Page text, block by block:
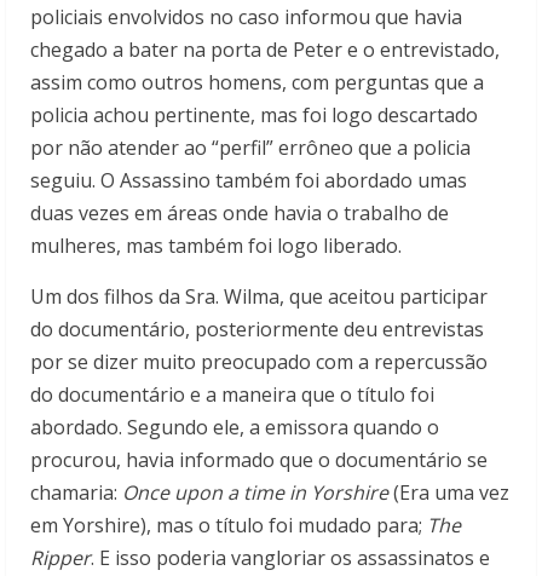
policiais envolvidos no caso informou que havia
chegado a bater na porta de Peter e o entrevistado,
assim como outros homens, com perguntas que a
policia achou pertinente, mas foi logo descartado
por não atender ao “perfil” errôneo que a policia
seguiu. O Assassino também foi abordado umas
duas vezes em áreas onde havia o trabalho de
mulheres, mas também foi logo liberado.
Um dos filhos da Sra. Wilma, que aceitou participar
do documentário, posteriormente deu entrevistas
por se dizer muito preocupado com a repercussão
do documentário e a maneira que o título foi
abordado. Segundo ele, a emissora quando o
procurou, havia informado que o documentário se
chamaria: Once upon a time in Yorshire(Era uma vez
em Yorshire), mas o título foi mudado para; The
Ripper. E isso poderia vangloriar os assassinatos e